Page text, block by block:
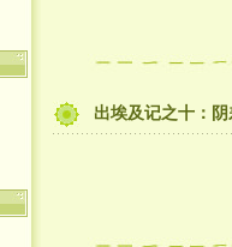
出埃及记之十：